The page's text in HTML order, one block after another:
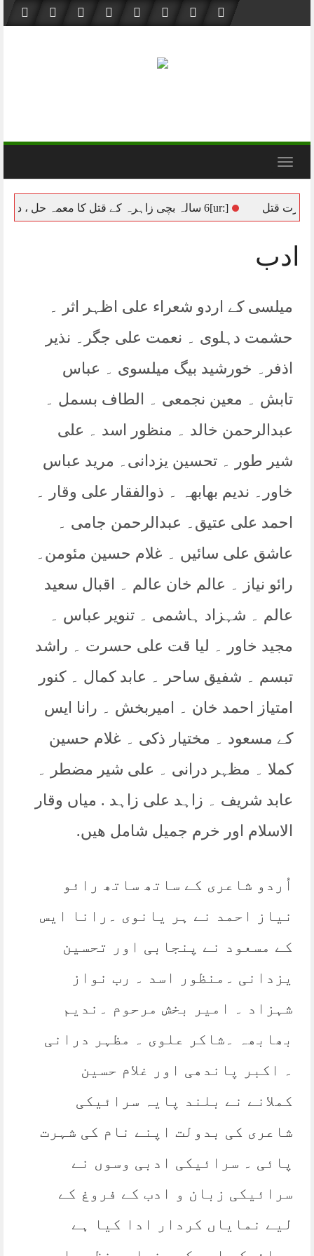
content
Toggle navigation
قتل [:ur]6 سالہ بچی زاہرہ کے قتل کا معمہ حل ، درندہ صفت مجرم محمد آصف گرفتار[:]
ادب
میلسی کے اردو شعراء علی اظہر اثر ۔
حشمت دہلوی ۔ نعمت علی جگر۔ نذیر
اذفر۔ خورشید بیگ میلسوی ۔ عباس
تابش ۔ معین نجمعی ۔ الطاف بسمل ۔
عبدالرحمن خالد ۔ منظور اسد ۔ علی
شیر طور ۔ تحسین یزدانی۔ مرید عباس
خاور۔ ندیم بھابھہ ۔ ذوالفقار علی وقار ۔
احمد علی عتیق۔ عبدالرحمن جامی ۔
عاشق علی سائیں ۔ غلام حسین مئومن۔
رائو نیاز ۔ عالم خان عالم ۔ اقبال سعید
عالم ۔ شہزاد ہاشمی ۔ تنویر عباس ۔
مجید خاور ۔ لیا قت علی حسرت ۔ راشد
تبسم ۔ شفیق ساحر ۔ عابد کمال ۔ کنور
امتیاز احمد خان ۔ امیربخش ۔ رانا ایس
کے مسعود ۔ مختیار ذکی ۔ غلام حسین
کملا ۔ مظہر درانی ۔ علی شیر مضطر ۔
عابد شریف ۔ زاہد علی زاہد . میاں وقار
الاسلام اور خرم جمیل شامل ھیں.
اُردو شاعری کے ساتھ ساتھ رائو
نیاز احمد نے ہر یانوی ۔رانا ایس
کے مسعود نے پنجابی اور تحسین
یزدانی ۔منظور اسد ۔ رب نواز
شہزاد ۔ امیر بخش مرحوم ۔ندیم
بھابھہ ۔شاکر علوی ۔ مظہر درانی
۔ اکبر پاندھی اور غلام حسین
کملانے نے بلند پایہ سرائیکی
شاعری کی بدولت اپنے نام کی شہرت
پائی ۔ سرائیکی ادبی وسوں نے
سرائیکی زبان و ادب کے فروغ کے
لیے نمایاں کردار ادا کیا ہے